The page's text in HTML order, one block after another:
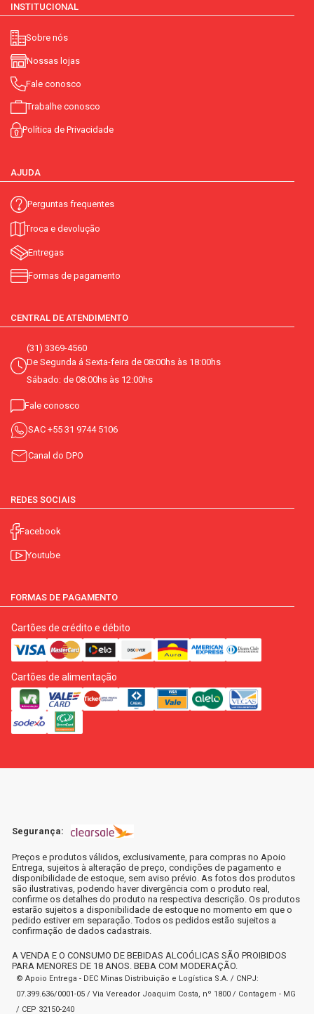
INSTITUCIONAL
Sobre nós
Nossas lojas
Fale conosco
Trabalhe conosco
Política de Privacidade
AJUDA
Perguntas frequentes
Troca e devolução
Entregas
Formas de pagamento
CENTRAL DE ATENDIMENTO
(31) 3369-4560
De Segunda á Sexta-feira de 08:00hs às 18:00hs
Sábado: de 08:00hs às 12:00hs
Fale conosco
SAC +55 31 9744 5106
Canal do DPO
REDES SOCIAIS
Facebook
Youtube
FORMAS DE PAGAMENTO
Cartões de crédito e débito
Cartões de alimentação
Segurança:
Preços e produtos válidos, exclusivamente, para compras no Apoio
Entrega, sujeitos à alteração de preço, condições de pagamento e
disponibilidade de estoque, sem aviso prévio. As fotos dos produtos
são ilustrativas, podendo haver divergência com o produto real,
confirme os detalhes do produto na respectiva descrição. Os produtos
estarão sujeitos a disponibilidade de estoque no momento em que o
pedido estiver em separação. Todos os pedidos estão sujeitos a
confirmação de dados cadastrais.
A VENDA E O CONSUMO DE BEBIDAS ALCOÓLICAS SÃO PROIBIDOS
PARA MENORES DE 18 ANOS. BEBA COM MODERAÇÃO.
© Apoio Entrega - DEC Minas Distribuição e Logística S.A. / CNPJ:
07.399.636/0001-05 / Via Vereador Joaquim Costa, nº 1800 / Contagem - MG
/ CEP 32150-240